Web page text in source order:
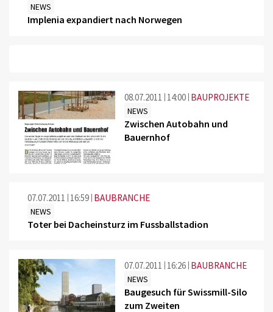
NEWS
Implenia expandiert nach Norwegen
08.07.2011 14:00 BAUPROJEKTE
NEWS
Zwischen Autobahn und
Bauernhof
07.07.2011 16:59 BAUBRANCHE
NEWS
Toter bei Dacheinsturz im Fussballstadion
07.07.2011 16:26 BAUBRANCHE
NEWS
Baugesuch für Swissmill-Silo
zum Zweiten